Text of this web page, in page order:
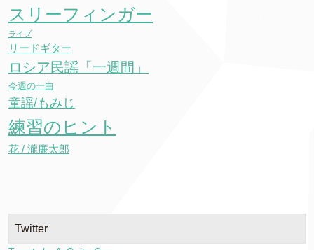
スリーフィンガー
ライブ
リードギター
ロシア民謡「一週間」
今週の一曲
童謡/もみじ
練習のヒント
花 / 瀧廉太郎
Twitter